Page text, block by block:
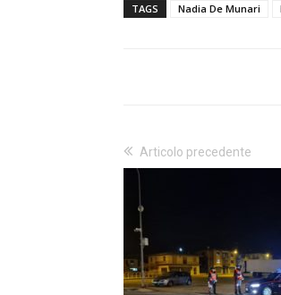
TAGS Nadia De Munari
Articolo precedente